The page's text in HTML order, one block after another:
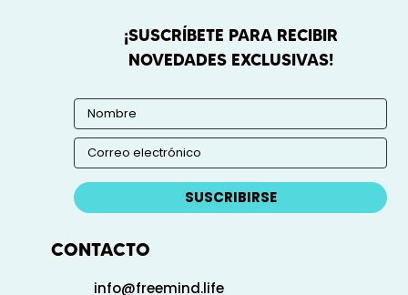
¡SUSCRÍBETE PARA RECIBIR
NOVEDADES EXCLUSIVAS!
SUSCRIBIRSE
CONTACTO
info@freemind.life